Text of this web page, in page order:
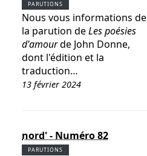
PARUTIONS
Nous vous informations de
la parution deLes poésies
d'amourde John Donne,
dont l'édition et la
traduction…
13 février 2024
nord' - Numéro 82
PARUTIONS